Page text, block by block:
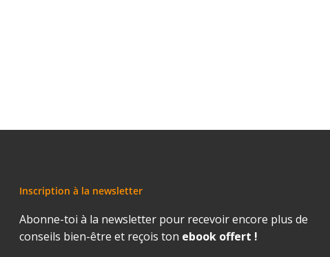
Inscription à la newsletter